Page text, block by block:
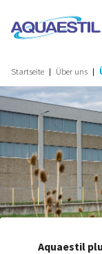
Startseite Über uns
Aquaestil